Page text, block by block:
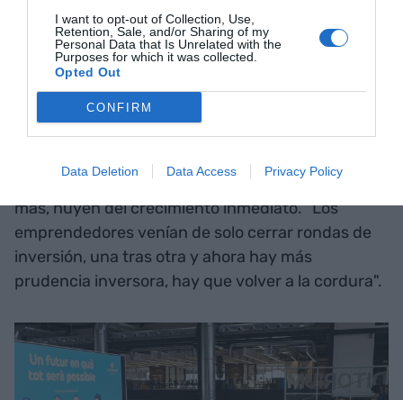
I want to opt-out of Collection, Use,
Retention, Sale, and/or Sharing of my
Personal Data that Is Unrelated with the
Purposes for which it was collected.
Opted Out
CONFIRM
Data Deletion Data Access Privacy Policy
economía es más acelerada y "compleja", debido a
la subida del tipo de interés con la inflación
descontrolada. Amat confía en un año bueno, con
menos paro y el reto de recuperar poder
adquisitivo. En cuanto al ecosistema
emprendedor, Gasol cree que con la
incertidumbre actual prevalecen modelos de
negocio más sostenibles con el tiempo, y cada vez
más, huyen del crecimiento inmediato. "Los
emprendedores venían de solo cerrar rondas de
inversión, una tras otra y ahora hay más
prudencia inversora, hay que volver a la cordura".